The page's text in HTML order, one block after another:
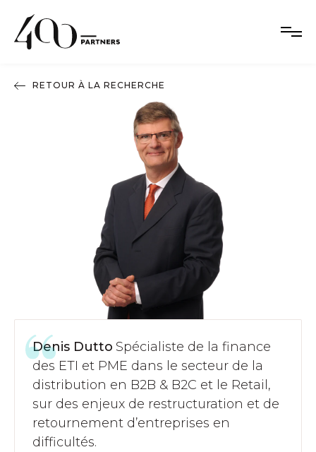
RETOUR À LA RECHERCHE
Denis Dutto Spécialiste de la finance
des ETI et PME dans le secteur de la
distribution en B2B & B2C et le Retail,
sur des enjeux de restructuration et de
retournement d’entreprises en
difficultés.